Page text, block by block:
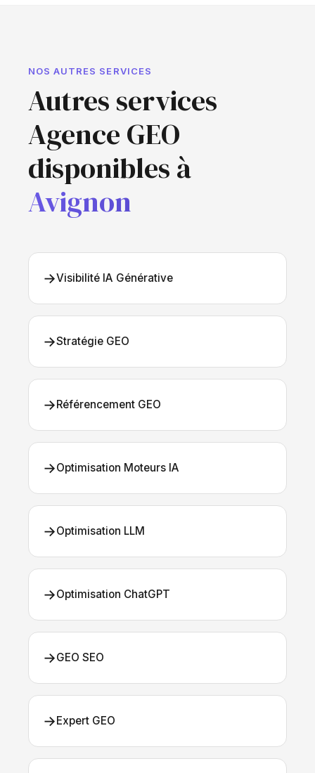
NOS AUTRES SERVICES
Autres services
Agence GEO
disponibles à
Avignon
→Visibilité IA Générative
→Stratégie GEO
→Référencement GEO
→Optimisation Moteurs IA
→Optimisation LLM
→Optimisation ChatGPT
→GEO SEO
→Expert GEO